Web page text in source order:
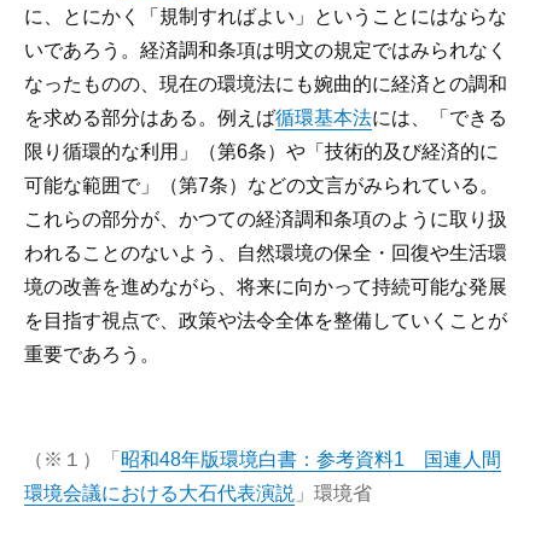
に、とにかく「規制すればよい」ということにはならな
いであろう。経済調和条項は明文の規定ではみられなく
なったものの、現在の環境法にも婉曲的に経済との調和
を求める部分はある。例えば循環基本法には、「できる
限り循環的な利用」（第6条）や「技術的及び経済的に
可能な範囲で」（第7条）などの文言がみられている。
これらの部分が、かつての経済調和条項のように取り扱
われることのないよう、自然環境の保全・回復や生活環
境の改善を進めながら、将来に向かって持続可能な発展
を目指す視点で、政策や法令全体を整備していくことが
重要であろう。
（※１）「 昭和48年版環境白書：参考資料1 国連人間
環境会議における大石代表演説 」環境省